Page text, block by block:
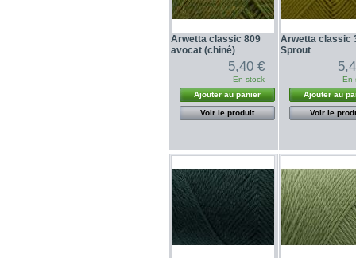
Arwetta classic 809
avocat (chiné)
5,40 €
En stock
Ajouter au panier
Voir le produit
Arwetta classic
Sprout
En
Ajouter au
Voir le